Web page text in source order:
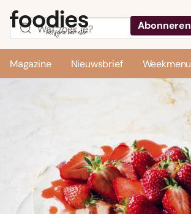
Abonneren
Magazine Nieuwsbrief Weekmenu